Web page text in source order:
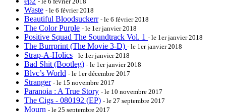
Waste - le 6 février 2018
Beautiful Bloodsuckerr - le 6 février 2018
The Color Purple - le 1er janvier 2018
Positive Squad The Soundtrack Vol. 1 - le 1er janvier 2018
The Burrprint (The Movie 3-D) - le 1er janvier 2018
Strap-A-Holics - le 1er janvier 2018
Bad Shit (Bootleg) - le 1er janvier 2018
Blvc’s World - le 1er décembre 2017
Stranger - le 15 novembre 2017
Paranoia : A True Story - le 10 novembre 2017
The Cigs - 080192 (EP) - le 27 septembre 2017
Mourn - le 25 septembre 2017